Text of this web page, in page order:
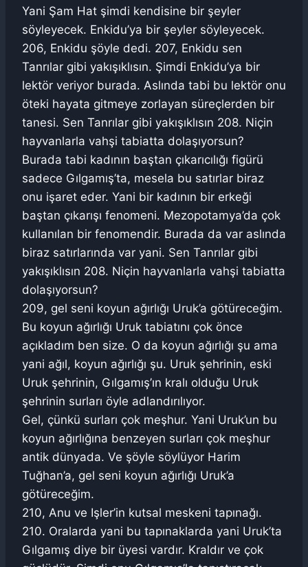
Yani Şam Hat şimdi kendisine bir şeyler
söyleyecek. Enkidu’ya bir şeyler söyleyecek.
206, Enkidu şöyle dedi. 207, Enkidu sen
Tanrılar gibi yakışıklısın. Şimdi Enkidu’ya bir
lektör veriyor burada. Aslında tabi bu lektör onu
öteki hayata gitmeye zorlayan süreçlerden bir
tanesi. Sen Tanrılar gibi yakışıklısın 208. Niçin
hayvanlarla vahşi tabiatta dolaşıyorsun?
Burada tabi kadının baştan çıkarıcılığı figürü
sadece Gılgamış’ta, mesela bu satırlar biraz
onu işaret eder. Yani bir kadının bir erkeği
baştan çıkarışı fenomeni. Mezopotamya’da çok
kullanılan bir fenomendir. Burada da var aslında
biraz satırlarında var yani. Sen Tanrılar gibi
yakışıklısın 208. Niçin hayvanlarla vahşi tabiatta
dolaşıyorsun?
209, gel seni koyun ağırlığı Uruk’a götüreceğim.
Bu koyun ağırlığı Uruk tabiatını çok önce
açıkladım ben size. O da koyun ağırlığı şu ama
yani ağıl, koyun ağırlığı şu. Uruk şehrinin, eski
Uruk şehrinin, Gılgamış’ın kralı olduğu Uruk
şehrinin surları öyle adlandırılıyor.
Gel, çünkü surları çok meşhur. Yani Uruk’un bu
koyun ağırlığına benzeyen surları çok meşhur
antik dünyada. Ve şöyle söylüyor Harim
Tuğhan’a, gel seni koyun ağırlığı Uruk’a
götüreceğim.
210, Anu ve Işler’in kutsal meskeni tapınağı.
210. Oralarda yani bu tapınaklarda yani Uruk’ta
Gılgamış diye bir üyesi vardır. Kraldır ve çok